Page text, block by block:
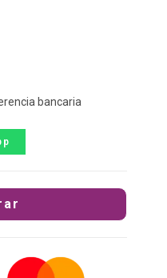
bancaria